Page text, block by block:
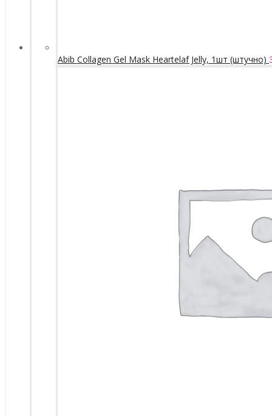
Abib Collagen Gel Mask Heartelaf Jelly, 1шт (штучно)